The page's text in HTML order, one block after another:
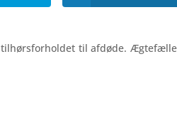
til afdøde.